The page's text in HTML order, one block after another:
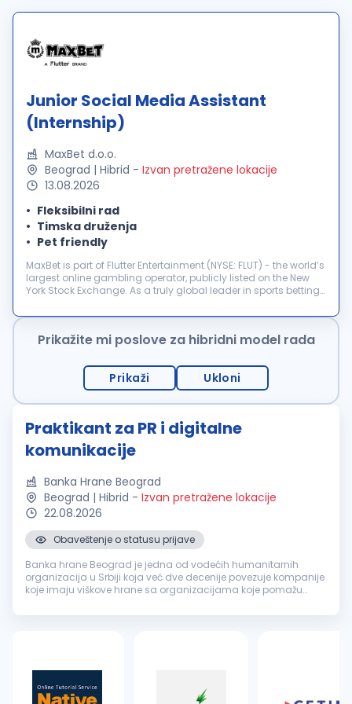
Junior Social Media Assistant
(Internship)
MaxBet d.o.o.
Beograd | Hibrid - Izvan pretražene lokacije
13.08.2026
Fleksibilni rad
Timska druženja
Pet friendly
MaxBet is part of Flutter Entertainment (NYSE: FLUT) - the world’s
largest online gambling operator, publicly listed on the New
York Stock Exchange. As a truly global leader in sports betting
Prikažite mi poslove za hibridni model rada
Prikaži Ukloni
Praktikant za PR i digitalne
komunikacije
Banka Hrane Beograd
Beograd | Hibrid - Izvan pretražene lokacije
22.08.2026
Obaveštenje o statusu prijave
Banka hrane Beograd je jedna od vodećih humanitarnih
organizacija u Srbiji koja već dve decenije povezuje kompanije
koje imaju viškove hrane sa organizacijama koje pomažu
Evropske federacije banak...